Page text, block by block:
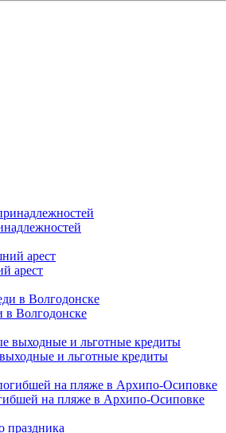
арест
в Волгодонске
и льготные кредиты
на пляже в Архипо-Осиповке